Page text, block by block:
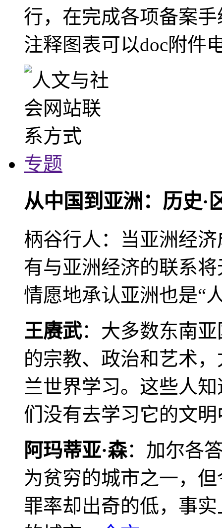
行，在完成各项备案
注释图表可以doc附件
专题
从中国到亚洲：历史·
柄谷行人：当亚洲经
有与亚洲经济的联系
情愿地承认亚洲也是“
王赓武：大多数东南
的宗教、政治和艺术
兰世界学习。这些人
们没有去学习它的文
阿玛蒂亚·森：加尔各
为贫穷的城市之一，
罪率却出奇的低，事